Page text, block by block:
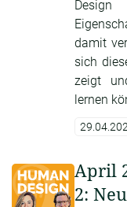
damit
sich
zeigt
lernen
April
2: